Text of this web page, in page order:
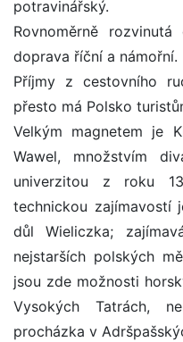
potravinářský.
Rovnoměrně
doprava říční a námořní.
Příjmy z cestovního
přesto má Polsko
Velkým magnetem je
Wawel, množstvím
univerzitou z roku
technickou
důl Wieliczka;
nejstarších polských
jsou zde možnosti
Vysokých Tatrách,
procházka v